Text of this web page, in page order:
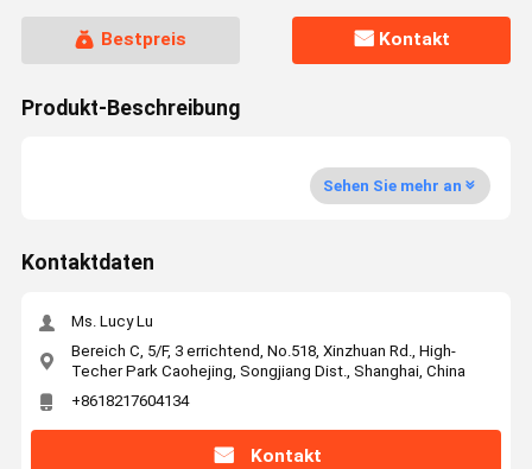
Bestpreis Kontakt
Produkt-Beschreibung
Sehen Sie mehr an
Kontaktdaten
Ms. Lucy Lu
Bereich C, 5/F, 3 errichtend, No.518, Xinzhuan Rd., High-
Techer Park Caohejing, Songjiang Dist., Shanghai, China
+8618217604134
Kontakt